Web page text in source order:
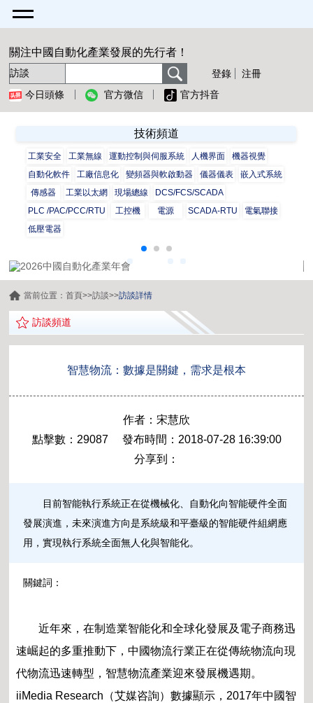
關注中國自動化產業發展的先行者！
登錄
注冊
今日頭條
官方微信 官方抖音
技術頻道
工業安全 工業無線 運動控制與伺服系統 人機界面
機器視覺
自動化軟件
工廠信息化 變頻器與軟啟動器 儀器儀表
嵌入式系統
傳感器
工業以太網 現場總線
DCS/FCS/SCADA
PLC /PAC/PCC/RTU
工控機 電源 SCADA-RTU
電氣聯接
低壓電器
當前位置：首頁>>訪談>>訪談詳情
訪談頻道
智慧物流：數據是關鍵，需求是根本
作者：宋慧欣
點擊數：29087 發布時間：2018-07-28 16:39:00
分享到：
目前智能執行系統正在從機械化、自動化向智能硬件全面
發展演進，未來演進方向是系統級和平臺級的智能硬件組網應
用，實現執行系統全面無人化與智能化。
關鍵詞：
近年來，在制造業智能化和全球化發展及電子商務迅
速崛起的多重推動下，中國物流行業正在從傳統物流向現
代物流迅速轉型，智慧物流產業迎來發展機遇期。
iiMedia Research（艾媒咨詢）數據顯示，2017年中國智